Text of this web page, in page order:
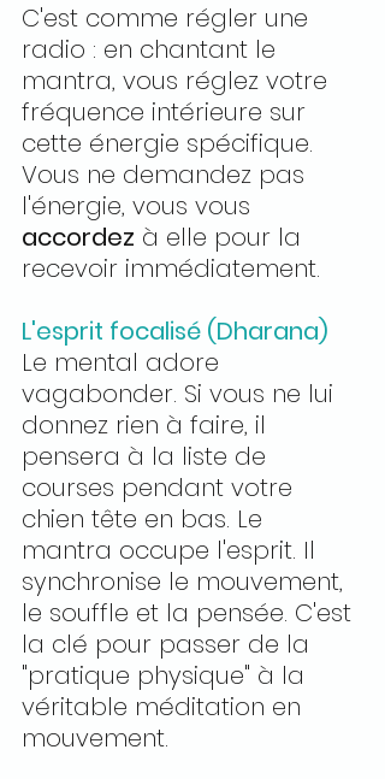
C'est comme régler une
radio : en chantant le
mantra, vous réglez votre
fréquence intérieure sur
cette énergie spécifique.
Vous ne demandez pas
l'énergie, vous vous
accordez à elle pour la
recevoir immédiatement.
L'esprit focalisé (Dharana)
Le mental adore
vagabonder. Si vous ne lui
donnez rien à faire, il
pensera à la liste de
courses pendant votre
chien tête en bas. Le
mantra occupe l'esprit. Il
synchronise le mouvement,
le souffle et la pensée. C'est
la clé pour passer de la
"pratique physique" à la
véritable méditation en
mouvement.